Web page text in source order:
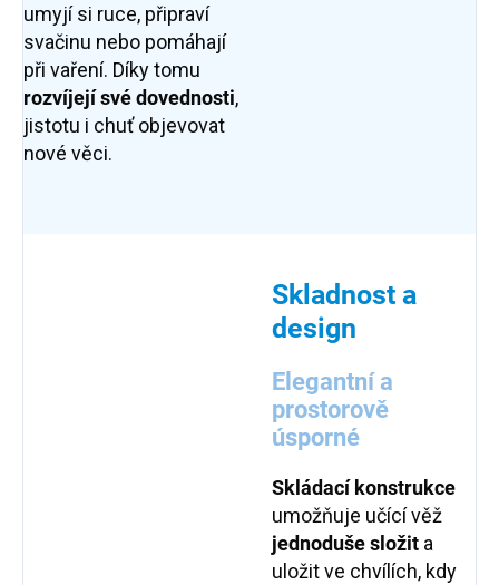
umyjí si ruce, připraví
svačinu nebo pomáhají
při vaření. Díky tomu
rozvíjejí své dovednosti,
jistotu i chuť objevovat
nové věci.
Skladnost a
design
Elegantní a
prostorově
úsporné
Skládací konstrukce
umožňuje učící věž
jednoduše složit a
uložit ve chvílích, kdy